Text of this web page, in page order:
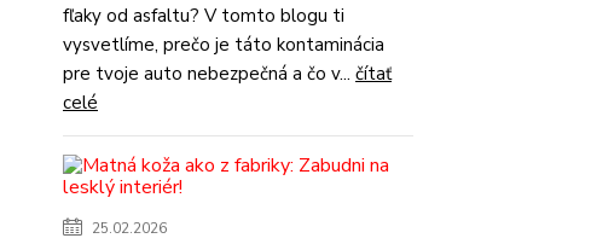
fľaky od asfaltu? V tomto blogu ti
vysvetlíme, prečo je táto kontaminácia
pre tvoje auto nebezpečná a čo v... čítať
celé
25.02.2026